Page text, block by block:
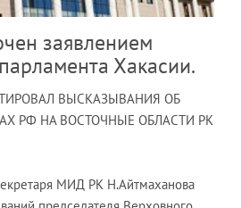
заявлением
Хакасии.
ВЫСКАЗЫВАНИЯ ОБ
РФ НА ВОСТОЧНЫЕ ОБЛАСТИ РК
МИД РК Н.Айтмаханова